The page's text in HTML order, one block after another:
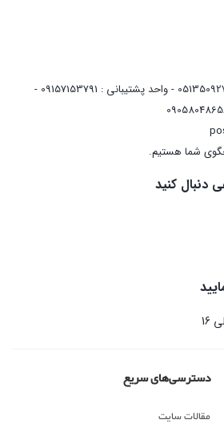
واحد پشتیبانی مشتریان : 05135092741 - واحد پشتیبانی : 09157153791 -
دنبال کنید
دسترسی‌های سریع
مقالات سایت